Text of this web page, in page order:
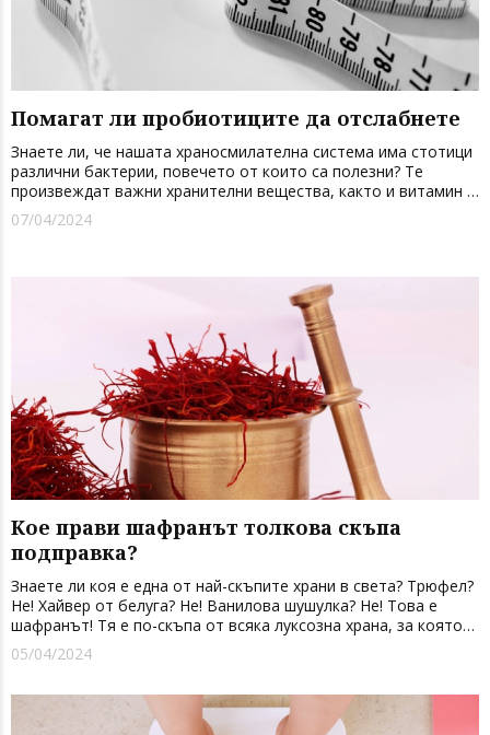
Помагат ли пробиотиците да отслабнете
Знаете ли, че нашата храносмилателна система има стотици
различни бактерии, повечето от които са полезни? Те
произвеждат важни хранителни вещества, както и витамин К
и витамини от B-групата, помагат за разграждането на
фибрите, които тялото не може да преработи, превръщайки
07/04/2024
Кое прави шафранът толкова скъпа
подправка?
Знаете ли коя е една от най-скъпите храни в света? Трюфел?
Не! Хайвер от белуга? Не! Ванилова шушулка? Не! Това е
шафранът! Тя е по-скъпа от всяка луксозна храна, за която
се сетите. В продължение на хиляди години той е използван
от древните империи за боядисване на дрехи, ...
05/04/2024